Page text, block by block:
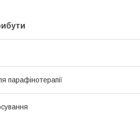
парафінотерапії